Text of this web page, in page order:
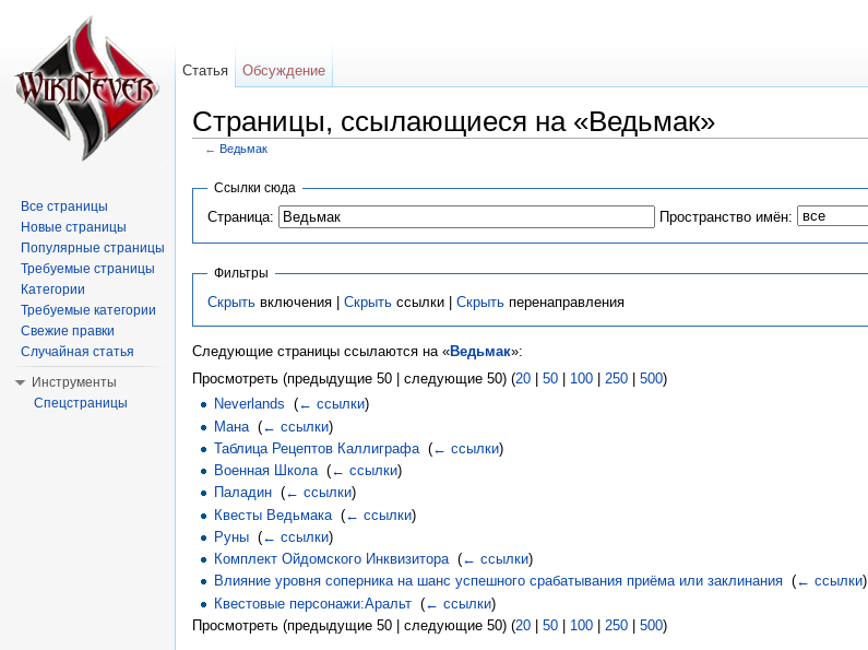
Страницы, ссылающиеся на «Ведьмак»
← Ведьмак
Ссылки сюда
Страница: Пространство имён:
Фильтры
Скрытьвключения | Скрытьссылки | Скрытьперенаправления
Следующие страницы ссылаются на «Ведьмак»:
Просмотреть (предыдущие 50 | следующие 50) (20 50 100 250 500)
Neverlands ‎(← ссылки)
Мана ‎(← ссылки)
Таблица Рецептов Каллиграфа ‎(← ссылки)
Военная Школа‎(← ссылки)
Паладин ‎(← ссылки)
Квесты Ведьмака ‎(← ссылки)
Руны ‎(← ссылки)
Комплект Ойдомского Инквизитора‎(← ссылки)
Влияние уровня соперника на шанс успешного срабатывания приёма или заклинания ‎(← ссылки)
Квестовые персонажи:Аральт ‎(← ссылки)
Просмотреть (предыдущие 50 | следующие 50) (20 50 100 250 500)
Статья Обсуждение
Все страницы
Новые страницы
Популярные страницы
Требуемые страницы
Категории
Требуемые категории
Свежие правки
Случайная статья
Инструменты
Спецстраницы